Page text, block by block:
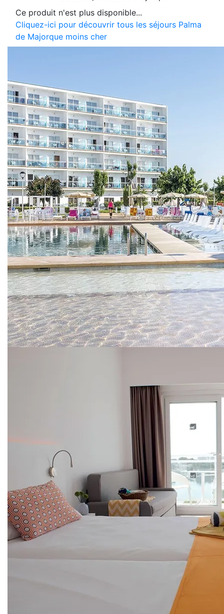
Ce produit n'est plus disponible...
Cliquez-ici pour découvrir tous les séjours Palma
de Majorque moins cher